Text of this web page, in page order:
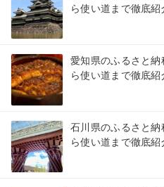
ら使い道まで徹底紹
愛知県のふるさと
ら使い道まで徹底紹
石川県のふるさと
ら使い道まで徹底紹